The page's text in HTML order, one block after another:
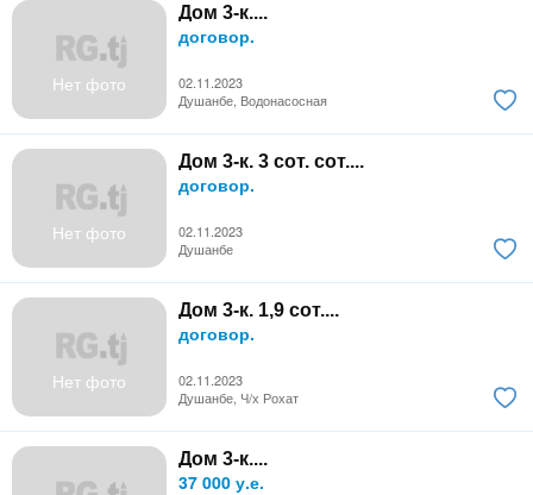
Нет фото
Дом 3-к....
договор.
02.11.2023
Душанбе, Водонасосная
Нет фото
Дом 3-к. 3 сот. сот....
договор.
02.11.2023
Душанбе
Нет фото
Дом 3-к. 1,9 сот....
договор.
02.11.2023
Душанбе, Ч/х Рохат
Дом 3-к....
37 000 у.е.